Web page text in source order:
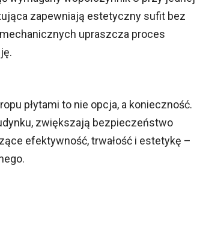
zapewniają estetyczny sufit bez
upraszcza proces
płytami to nie opcja, a konieczność.
zwiększają bezpieczeństwo
efektywność, trwałość i estetykę –